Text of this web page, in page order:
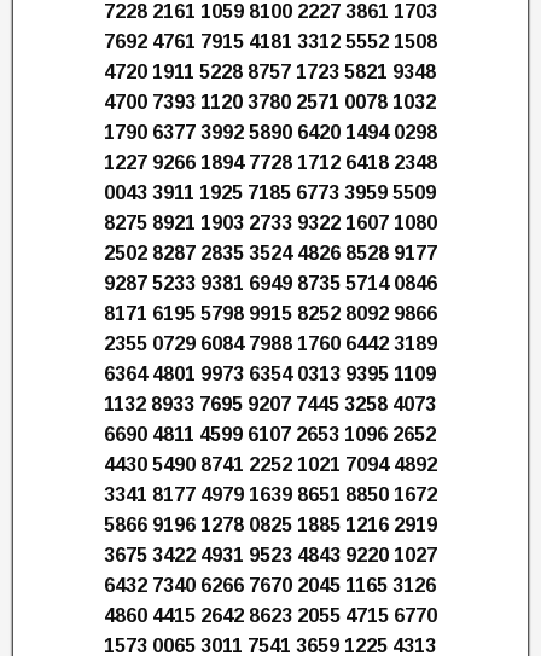
7228 2161 1059 8100 2227 3861 1703
7692 4761 7915 4181 3312 5552 1508
4720 1911 5228 8757 1723 5821 9348
4700 7393 1120 3780 2571 0078 1032
1790 6377 3992 5890 6420 1494 0298
1227 9266 1894 7728 1712 6418 2348
0043 3911 1925 7185 6773 3959 5509
8275 8921 1903 2733 9322 1607 1080
2502 8287 2835 3524 4826 8528 9177
9287 5233 9381 6949 8735 5714 0846
8171 6195 5798 9915 8252 8092 9866
2355 0729 6084 7988 1760 6442 3189
6364 4801 9973 6354 0313 9395 1109
1132 8933 7695 9207 7445 3258 4073
6690 4811 4599 6107 2653 1096 2652
4430 5490 8741 2252 1021 7094 4892
3341 8177 4979 1639 8651 8850 1672
5866 9196 1278 0825 1885 1216 2919
3675 3422 4931 9523 4843 9220 1027
6432 7340 6266 7670 2045 1165 3126
4860 4415 2642 8623 2055 4715 6770
1573 0065 3011 7541 3659 1225 4313